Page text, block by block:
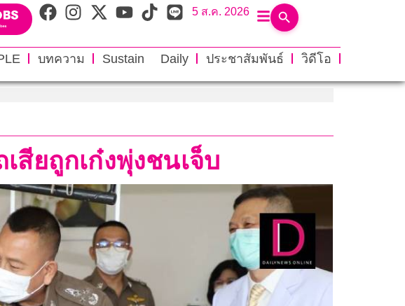
5 ส.ค. 2026
บทความ Sustain Daily ประชาสัมพันธ์
วิดีโอ
สียถูกเก๋งพุ่งชนเจ็บ